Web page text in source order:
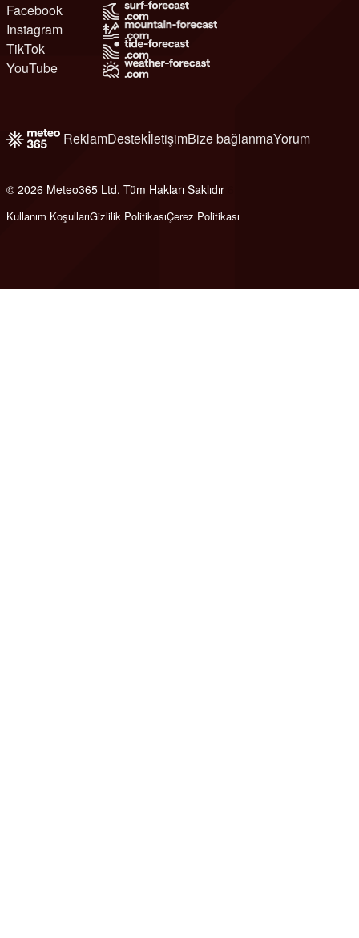
Facebook
Instagram
TikTok
YouTube
ReklamDestekİletişimBize bağlanmaYorum
© 2026 Meteo365 Ltd. Tüm Hakları Saklıdır
Kullanım KoşullarıGizlilik PolitikasıÇerez Politikası